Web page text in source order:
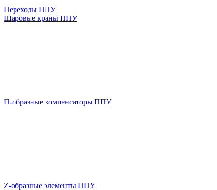
Переходы ППУ
Шаровые краны ППУ
П-образные компенсаторы ППУ
Z-образные элементы ППУ